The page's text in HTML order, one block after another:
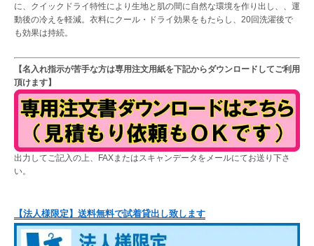
に、クイックドライ特性により生地と肌の間に自然な環境を作り出し、、運
動後の冷えを軽減。衣料にクール・ドライ効果をもたらし、20回洗濯後で
も効果は持続。
【名入れ指示が苦手な方は専用注文用紙を下記からダウンロードしてご利用
頂けます】
出力してご記入の上、FAXまたはスキャンデータをメールにてお送り下さ
い。
【法人様限定】送料無料で試着貸出し致します